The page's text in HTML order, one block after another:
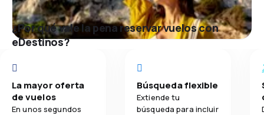
¿Por qué vale la pena reservar vuelos con
eDestinos?
La mayor oferta
de vuelos
En unos segundos
Búsqueda flexible
Extiende tu
búsqueda para incluir